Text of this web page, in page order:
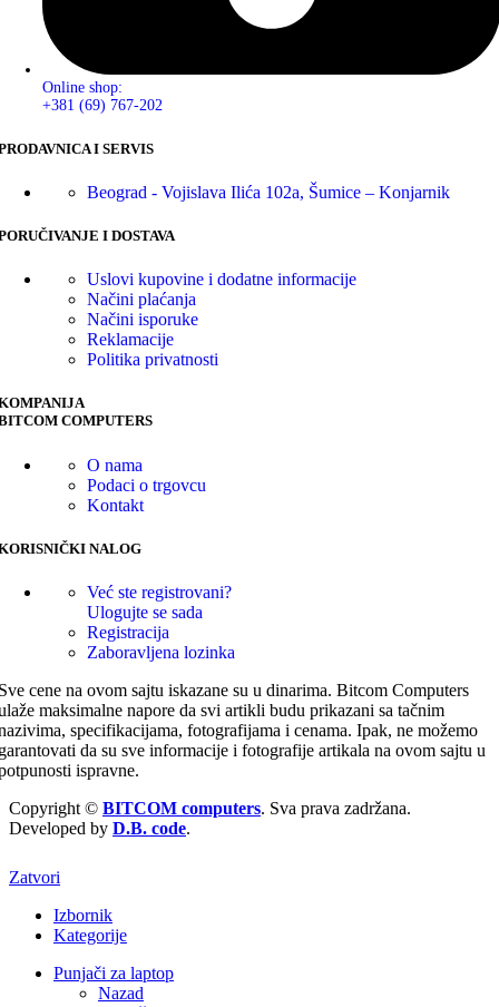
Online shop:
+381 (69) 767-202
I SERVIS
Beograd - Vojislava Ilića 102a, Šumice – Konjarnik
I DOSTAVA
Uslovi kupovine i dodatne informacije
Načini plaćanja
Načini isporuke
Reklamacije
Politika privatnosti
COMPUTERS
O nama
Podaci o trgovcu
Kontakt
NALOG
Već ste registrovani?
Ulogujte se sada
Registracija
Zaboravljena lozinka
cene na ovom sajtu iskazane su u dinarima. Bitcom Computers
maksimalne napore da svi artikli budu prikazani sa tačnim
specifikacijama, fotografijama i cenama. Ipak, ne možemo
da su sve informacije i fotografije artikala na ovom sajtu u
ispravne.
Copyright © BITCOM computers. Sva prava zadržana.
Developed by D.B. code.
Zatvori
Izbornik
Kategorije
Punjači za laptop
Nazad